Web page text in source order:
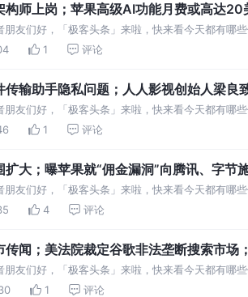
构师上岗；苹果高级AI功能月费或高达20
朋友们好，「极客头条」来啦，快来看今天都有哪
五宗罪” 阿里云推出首个域名 AI 大模型应用 百度首
1 评论
传输助手隐私问题；人人影视创始人梁
头条
朋友们好，「极客头条」来啦，快来看今天都有哪
问题：放心使用！不保存 人人影视创始人梁良致歉
1 评论
扩大；曝苹果就“佣金漏洞”向腾讯、字
朋友们好，「极客头条」来啦，快来看今天都有哪
的，但无奈大家老跟苹果华为比 腾讯校招范围扩大
4 评论
传闻；美法院裁定谷歌非法垄断搜索市
朋友们好，「极客头条」来啦，快来看今天都有哪
世 月之暗面回应腾讯参投 3 亿美元融资：不予置评
1 评论